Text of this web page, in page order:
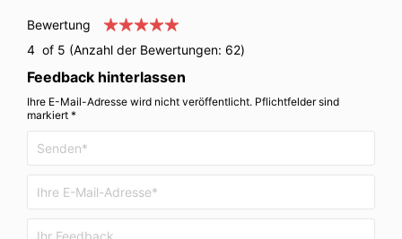
Bewertung
4 of 5 (Anzahl der Bewertungen: 62)
Feedback hinterlassen
Ihre E-Mail-Adresse wird nicht veröffentlicht. Pflichtfelder sind
markiert *